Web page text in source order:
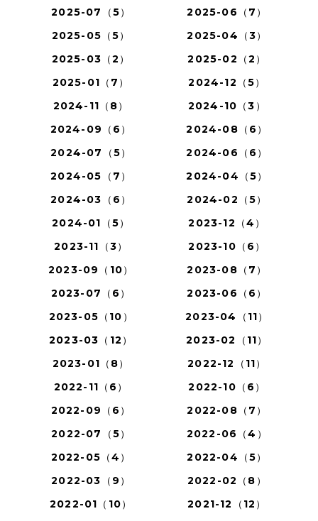
2025-07（5）
2025-06（7）
2025-05（5）
2025-04（3）
2025-03（2）
2025-02（2）
2025-01（7）
2024-12（5）
2024-11（8）
2024-10（3）
2024-09（6）
2024-08（6）
2024-07（5）
2024-06（6）
2024-05（7）
2024-04（5）
2024-03（6）
2024-02（5）
2024-01（5）
2023-12（4）
2023-11（3）
2023-10（6）
2023-09（10）
2023-08（7）
2023-07（6）
2023-06（6）
2023-05（10）
2023-04（11）
2023-03（12）
2023-02（11）
2023-01（8）
2022-12（11）
2022-11（6）
2022-10（6）
2022-09（6）
2022-08（7）
2022-07（5）
2022-06（4）
2022-05（4）
2022-04（5）
2022-03（9）
2022-02（8）
2022-01（10）
2021-12（12）